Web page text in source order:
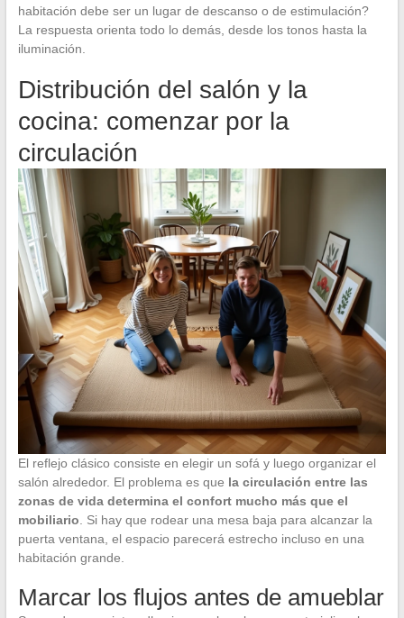
habitación debe ser un lugar de descanso o de estimulación?
La respuesta orienta todo lo demás, desde los tonos hasta la
iluminación.
Distribución del salón y la
cocina: comenzar por la
circulación
El reflejo clásico consiste en elegir un sofá y luego organizar el
salón alrededor. El problema es que la circulación entre las
zonas de vida determina el confort mucho más que el
mobiliario. Si hay que rodear una mesa baja para alcanzar la
puerta ventana, el espacio parecerá estrecho incluso en una
habitación grande.
Marcar los flujos antes de amueblar